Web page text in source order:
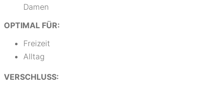
Damen
OPTIMAL FÜR:
Freizeit
Alltag
VERSCHLUSS: